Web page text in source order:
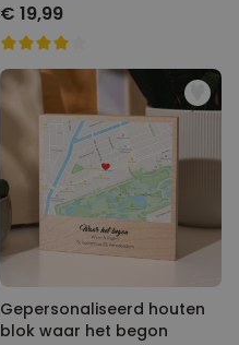
€ 19,99
Gepersonaliseerd houten
blok waar het begon